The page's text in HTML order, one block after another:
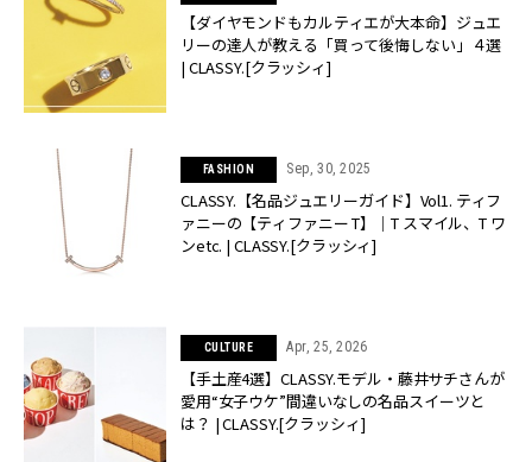
【ダイヤモンドもカルティエが大本命】ジュエ
リーの達人が教える「買って後悔しない」４選
| CLASSY.[クラッシィ]
FASHION Sep, 30, 2025
CLASSY.【名品ジュエリーガイド】Vol1. ティフ
ァニーの【ティファニー T】｜T スマイル、T ワ
ンetc. | CLASSY.[クラッシィ]
CULTURE Apr, 25, 2026
【手土産4選】CLASSY.モデル・藤井サチさんが
愛用“女子ウケ”間違いなしの名品スイーツと
は？ | CLASSY.[クラッシィ]